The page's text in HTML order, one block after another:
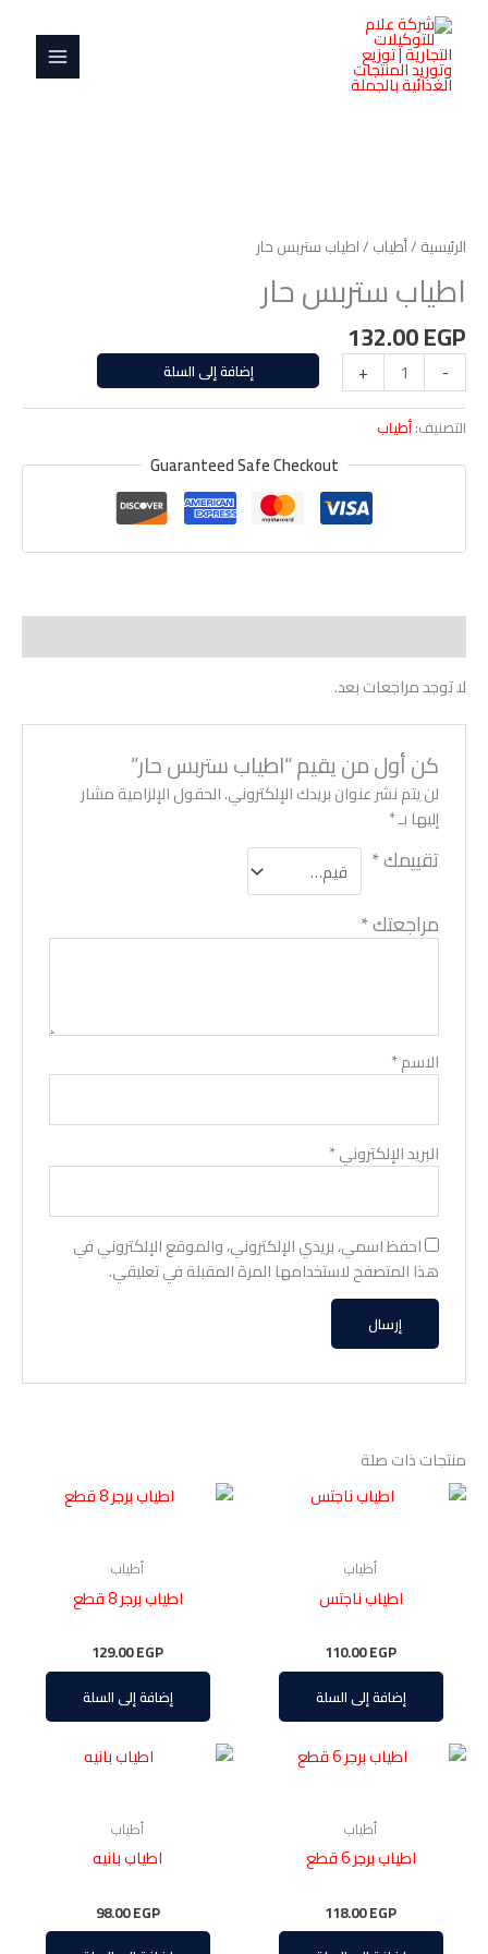
المحتوى
MENU
الرئيسية /أطياب / اطياب ستربس حار
اطياب ستربس حار
132.00EGP
-
ستربس
حار
+ إضافة إلى السلة
التصنيف:أطياب
Guaranteed Safe Checkout
لا توجد مراجعات بعد.
كن أول من يقيم “اطياب ستربس حار”
لن يتم نشر عنوان بريدك الإلكتروني.الحقول الإلزامية مشار
إليها بـ*
تقييمك*
مراجعتك*
الاسم*
البريد الإلكتروني*
احفظ اسمي، بريدي الإلكتروني، والموقع الإلكتروني في
هذا المتصفح لاستخدامها المرة المقبلة في تعليقي.
منتجات ذات صلة
أطياب
اطياب ناجتس
110.00EGP
إضافة إلى السلة
أطياب
اطياب برجر 8 قطع
129.00EGP
إضافة إلى السلة
أطياب
اطياب برجر 6 قطع
118.00EGP
أطياب
اطياب بانيه
98.00EGP
حار